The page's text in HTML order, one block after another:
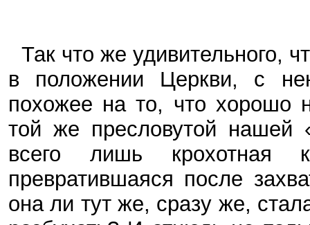
Так что же удивительного,
в положении Церкви, с
похожее на то, что хорошо
той же пресловутой нашей
всего лишь крохотная
превратившаяся после
она ли тут же, сразу же,